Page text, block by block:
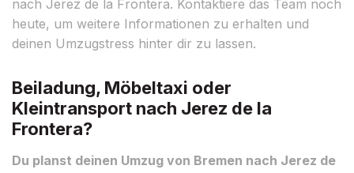
nach Jerez de la Frontera. Kontaktiere das Team noch
heute, um weitere Informationen zu erhalten und
deinen Umzugstress hinter dir zu lassen.
Beiladung, Möbeltaxi oder
Kleintransport nach Jerez de la
Frontera?
Du planst deinen Umzug von Bremen nach Jerez de